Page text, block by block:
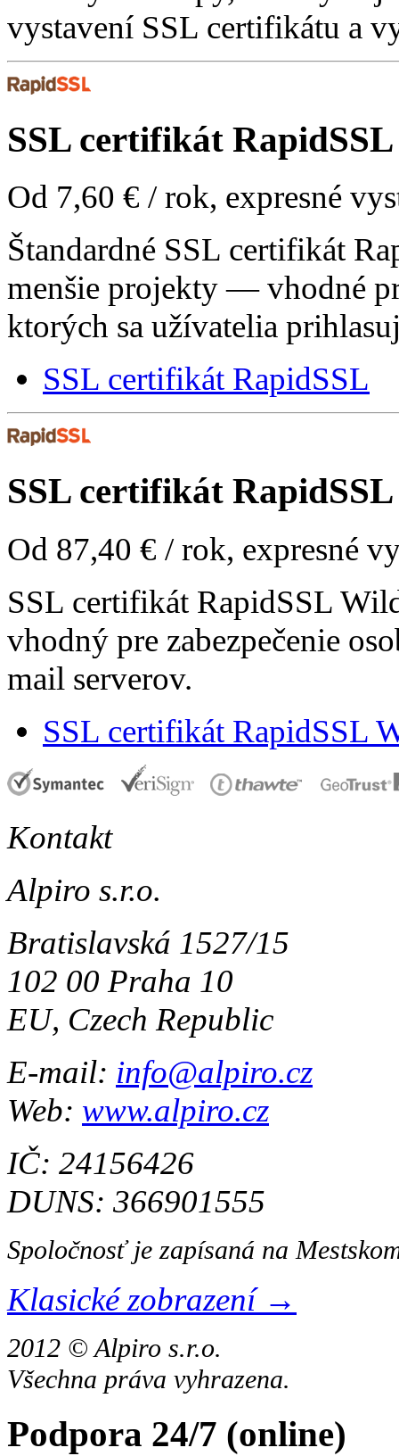
vystavení SSL certifikátu a
SSL certifikát RapidSSL
Od 7,60 € / rok, expresné
Štandardné SSL certifikát
menšie projekty — vhodné
ktorých sa užívatelia
SSL certifikát RapidSSL
SSL certifikát
Od 87,40 € / rok, expresné
SSL certifikát RapidSSL
vhodný pre zabezpečenie
mail serverov.
SSL certifikát RapidSSL
Kontakt
Alpiro s.r.o.
Bratislavská 1527/15
102 00 Praha 10
EU, Czech Republic
E-mail: info@alpiro.cz
Web: www.alpiro.cz
IČ: 24156426
DUNS: 366901555
Spoločnosť je zapísaná na
Klasické zobrazení →
2012 © Alpiro s.r.o.
Všechna práva vyhrazena.
Podpora 24/7 (online)